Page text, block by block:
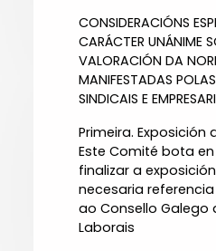
CONSIDERACIÓNS
CARÁCTER UNÁNIME
VALORACIÓN DA
MANIFESTADAS
SINDICAIS E
Primeira. Exposición
Este Comité bota
finalizar a
necesaria
ao Consello Galego
Laborais